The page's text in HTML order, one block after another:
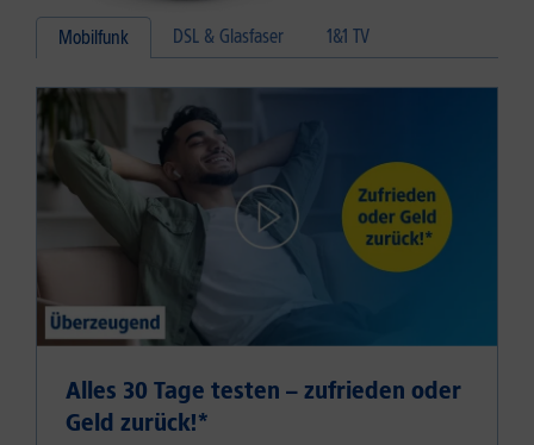
Mobilfunk DSL & Glasfaser 1&1 TV
Alles 30 Tage testen – zufrieden oder
Geld zurück!⁠*